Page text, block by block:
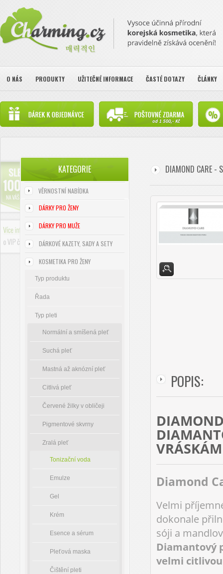
O NÁS PRODUKTY UŽITEČNÉ INFORMACE ČASTÉ DOTAZY ČLÁNKY
KATEGORIE
VĚRNOSTNÍ NABÍDKA
DÁRKY PRO ŽENY
DÁRKY PRO MUŽE
DÁRKOVÉ KAZETY, SADY A SETY
KOSMETIKA PRO ŽENY
Typ produktu
Řada
Typ pleti
Normální a smíšená pleť
Suchá pleť
Mastná až aknózní pleť
Citlivá pleť
Červené žilky v obličeji
Pigmentové skvrny
Zralá pleť
Tonizační voda
Emulze
Gel
Krém
Esence a sérum
Pleťová maska
Čištění pleti
DIAMOND CARE -
POPIS:
VRÁSKÁM
Diamond
Velmi
dokonale
sóji a
Diamantový
velmi